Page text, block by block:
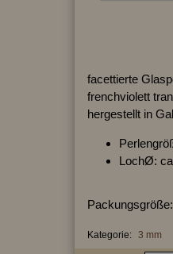
facettierte
frenchviolett
hergestellt in
LochØ:
Packungsgröße:
Kategorie: 3 mm